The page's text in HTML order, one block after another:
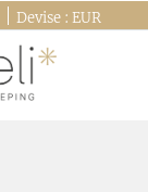
Devise : EUR